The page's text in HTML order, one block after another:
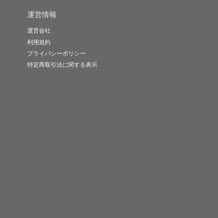
運営情報
運営会社
利用規約
プライバシーポリシー
特定商取引法に関する表示